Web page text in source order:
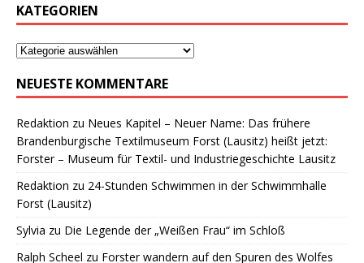
KATEGORIEN
NEUESTE KOMMENTARE
Redaktion zu Neues Kapitel – Neuer Name: Das frühere
Brandenburgische Textilmuseum Forst (Lausitz) heißt jetzt:
Forster – Museum für Textil- und Industriegeschichte Lausitz
Redaktion zu 24-Stunden Schwimmen in der Schwimmhalle
Forst (Lausitz)
Sylvia zu Die Legende der „Weißen Frau“ im Schloß
Ralph Scheel zu Forster wandern auf den Spuren des Wolfes